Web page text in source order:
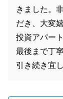
きました。
だき、大変
投資アパー
最後まで丁
引き続き宜